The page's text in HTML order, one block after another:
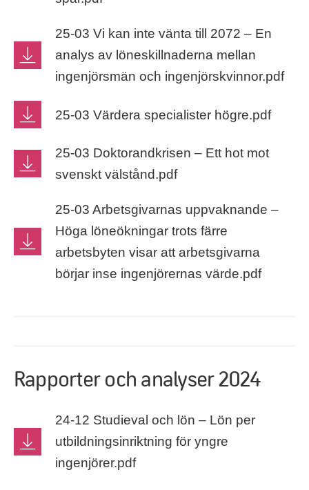
25-03 Vi kan inte vänta till 2072 – En
analys av löneskillnaderna mellan
ingenjörsmän och ingenjörskvinnor.pdf
25-03 Värdera specialister högre.pdf
25-03 Doktorandkrisen – Ett hot mot
svenskt välstånd.pdf
25-03 Arbetsgivarnas uppvaknande –
Höga löneökningar trots färre
arbetsbyten visar att arbetsgivarna
börjar inse ingenjörernas värde.pdf
Rapporter och analyser 2024
24-12 Studieval och lön – Lön per
utbildningsinriktning för yngre
ingenjörer.pdf